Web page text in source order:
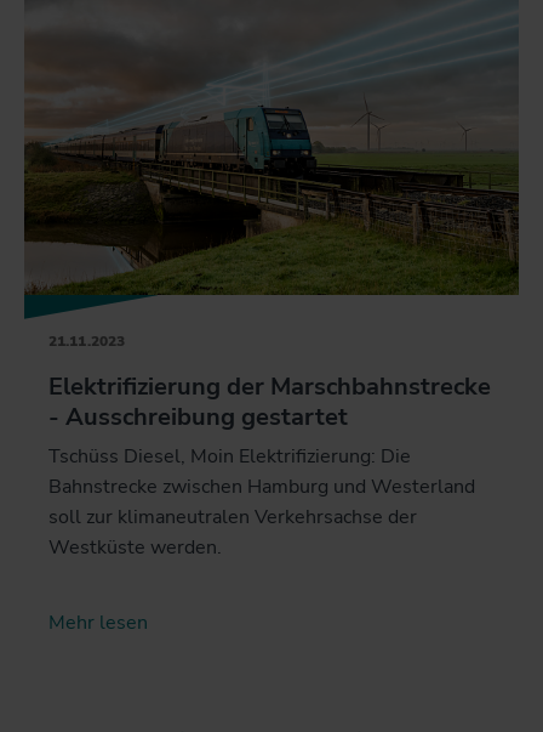
21.11.2023
Elektrifizierung der Marschbahnstrecke
- Ausschreibung gestartet
Tschüss Diesel, Moin Elektrifizierung: Die
Bahnstrecke zwischen Hamburg und Westerland
soll zur klimaneutralen Verkehrsachse der
Westküste werden.
Mehr lesen